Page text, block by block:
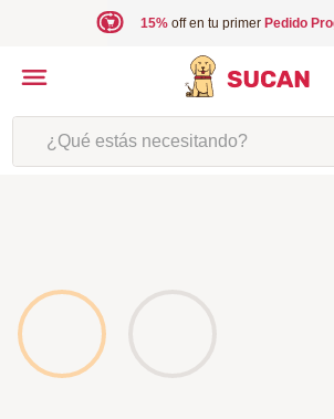
15%off en tu primer Pedido
¿Qué estás necesitando?